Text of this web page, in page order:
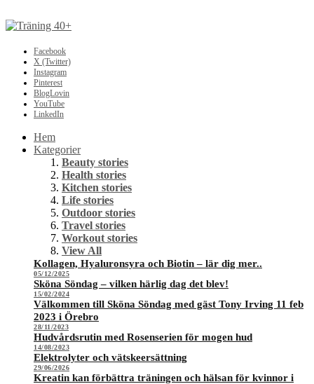
Facebook
X (Twitter)
Instagram
Pinterest
BlogLovin
YouTube
LinkedIn
Hem
Kategorier
Beauty stories
Health stories
Kitchen stories
Life stories
Outdoor stories
Travel stories
Workout stories
View All
Kollagen, Hyaluronsyra och Biotin – lär dig mer..
05/12/2025
Sköna Söndag – vilken härlig dag det blev!
15/02/2024
Välkommen till Sköna Söndag med gäst Tony Irving 11 feb
2023 i Örebro
28/11/2023
Hudvårdsrutin med Rosenserien för mogen hud
14/08/2023
Elektrolyter och vätskeersättning
29/06/2026
Kreatin kan förbättra träningen och hälsan för kvinnor i